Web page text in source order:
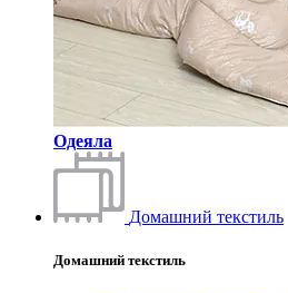
Одеяла
Домашний текстиль
Домашний текстиль